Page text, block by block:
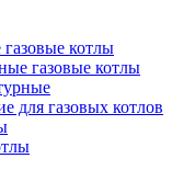
котлы
газовые котлы
для газовых котлов